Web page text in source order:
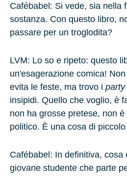
Cafébabel: Si vede, sia nella
sostanza. Con questo libro,
passare per un troglodita?
LVM: Lo so e ripeto: questo
un'esagerazione comica!
evita le feste, ma trovo i party
insipidi. Quello che voglio, è
non ha grosse pretese, non
politico. È una cosa di
Cafébabel: In definitiva, cosa
giovane studente che parte